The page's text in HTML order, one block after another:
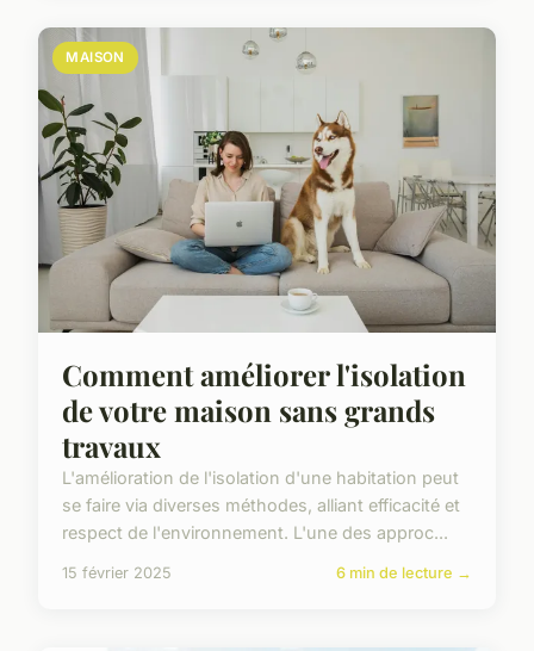
MAISON
Comment améliorer l'isolation
de votre maison sans grands
travaux
L'amélioration de l'isolation d'une habitation peut
se faire via diverses méthodes, alliant efficacité et
respect de l'environnement. L'une des approc...
15 février 2025 6 min de lecture →